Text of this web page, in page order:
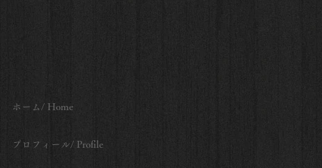
ホーム/ Home
プロフィール/ Profile